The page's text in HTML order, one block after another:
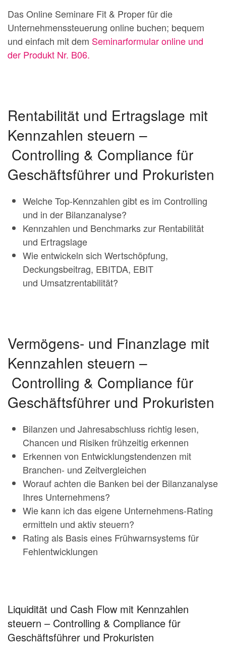
Das Online Seminare Fit & Proper für die
Unternehmenssteuerung online buchen; bequem
und einfach mit dem Seminarformular online und
der Produkt Nr. B06.
Rentabilität und Ertragslage mit
Kennzahlen steuern –
Controlling & Compliance für
Geschäftsführer und Prokuristen
Welche Top-Kennzahlen gibt es im Controlling
und in der Bilanzanalyse?
Kennzahlen und Benchmarks zur Rentabilität
und Ertragslage
Wie entwickeln sich Wertschöpfung,
Deckungsbeitrag, EBITDA, EBIT
und Umsatzrentabilität?
Vermögens- und Finanzlage mit
Kennzahlen steuern –
Controlling & Compliance für
Geschäftsführer und Prokuristen
Bilanzen und Jahresabschluss richtig lesen,
Chancen und Risiken frühzeitig erkennen
Erkennen von Entwicklungstendenzen mit
Branchen- und Zeitvergleichen
Worauf achten die Banken bei der Bilanzanalyse
Ihres Unternehmens?
Wie kann ich das eigene Unternehmens-Rating
ermitteln und aktiv steuern?
Rating als Basis eines Frühwarnsystems für
Fehlentwicklungen
Liquidität und Cash Flow mit Kennzahlen
steuern – Controlling & Compliance für
Geschäftsführer und Prokuristen